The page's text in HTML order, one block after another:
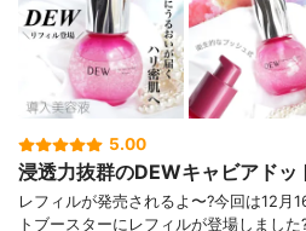
5.00
浸透力抜群のDEWキャビアドッ
レフィルが発売されるよ〜?今回は12月
トブースターにレフィルが登場しまし